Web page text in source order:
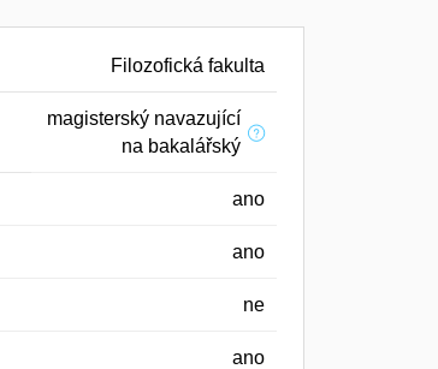
Filozofická fakulta
magisterský navazující
na bakalářský
ano
ano
ne
ano